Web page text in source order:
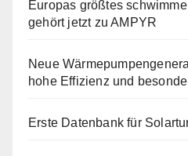
Europas größtes
gehört jetzt zu AMPYR
Neue
hohe Effizienz und
Erste Datenbank für